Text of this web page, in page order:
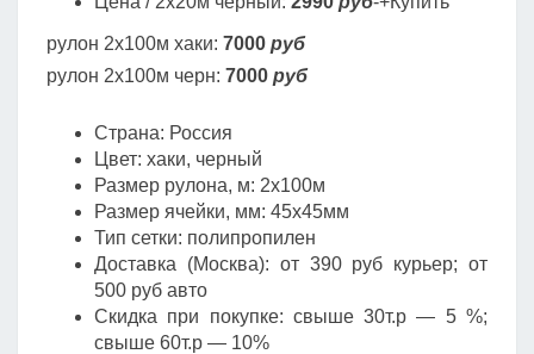
рулон 2х100м хаки: 7000 руб
рулон 2х100м черн: 7000 руб
Страна: Россия
Цвет: хаки, черный
Размер рулона, м: 2х100м
Размер ячейки, мм: 45х45мм
Тип сетки: полипропилен
Доставка (Москва): от 390 руб курьер; от
500 руб авто
Скидка при покупке: свыше 30т.р — 5 %;
свыше 60т.р — 10%